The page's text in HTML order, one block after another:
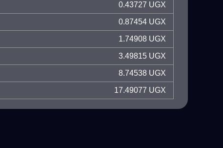
0.43727 UGX
0.87454 UGX
1.74908 UGX
3.49815 UGX
8.74538 UGX
17.49077 UGX